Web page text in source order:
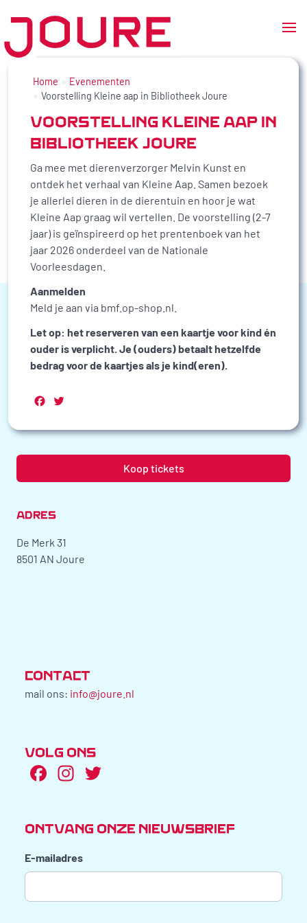
Ga
Home
Evenementen
Voorstelling Kleine aap in Bibliotheek Joure
VOORSTELLING KLEINE AAP IN
BIBLIOTHEEK JOURE
Ga mee met dierenverzorger Melvin Kunst en
ontdek het verhaal van Kleine Aap. Samen bezoek
je allerlei dieren in de dierentuin en hoor je wat
Kleine Aap graag wil vertellen. De voorstelling (2-7
jaar) is geïnspireerd op het prentenboek van het
jaar 2026 onderdeel van de Nationale
Voorleesdagen.
Aanmelden
Meld je aan via bmf.op-shop.nl.
Let op: het reserveren van een kaartje voor kind én
ouder is verplicht. Je (ouders) betaalt hetzelfde
bedrag voor de kaartjes als je kind(eren).
Facebook
Koop tickets
ADRES
De Merk 31
8501 AN Joure
CONTACT
mail ons: info@joure.nl
VOLG ONS
Facebook
Instagram
ONTVANG ONZE NIEUWSBRIEF
E-mailadres